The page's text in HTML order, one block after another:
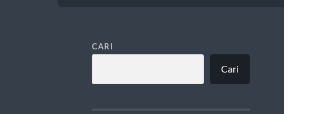
CARI
Cari